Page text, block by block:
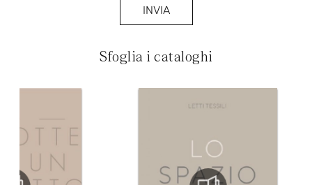
Sfoglia i cataloghi
INVIA